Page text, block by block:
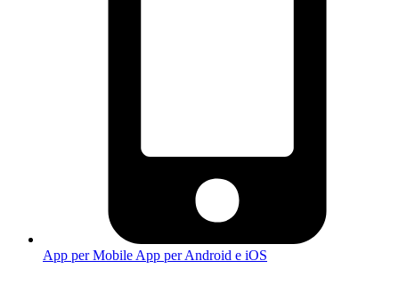
App per Mobile App per Android e iOS